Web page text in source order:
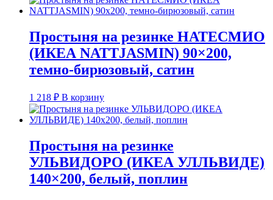
Простыня на резинке НАТЕСМИО
(ИКЕА NATTJASMIN) 90×200,
темно-бирюзовый, сатин
1 218 ₽ В корзину
Простыня на резинке
УЛЬВИДОРО (ИКЕА УЛЛЬВИДЕ)
140×200, белый, поплин